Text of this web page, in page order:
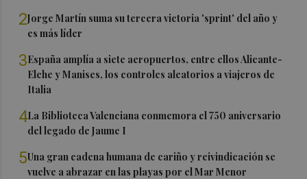
2Jorge Martín suma su tercera victoria 'sprint' del año y
es más líder
3España amplía a siete aeropuertos, entre ellos Alicante-
Elche y Manises, los controles aleatorios a viajeros de
Italia
4La Biblioteca Valenciana conmemora el 750 aniversario
del legado de Jaume I
5Una gran cadena humana de cariño y reivindicación se
vuelve a abrazar en las playas por el Mar Menor